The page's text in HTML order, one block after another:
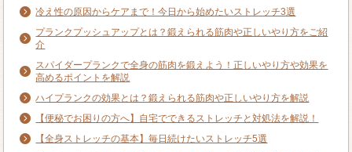
冷え性の原因からケアまで！今日から始めたいストレッチ3選
プランクプッシュアップとは？鍛えられる筋肉や正しいやり方をご紹
介
スパイダープランクで全身の筋肉を鍛えよう！正しいやり方や効果を
高めるポイントを解説
ハイプランクの効果とは？鍛えられる筋肉や正しいやり方を解説
【便秘でお困りの方へ】自宅でできるストレッチと対処法を解説！
【全身ストレッチの基本】毎日続けたいストレッチ5選